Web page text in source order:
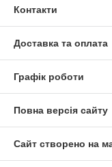
Контакти
Доставка та оплата
Графік роботи
Повна версія сайту
Сайт створено на